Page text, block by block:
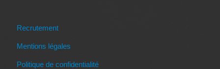
Recrutement
Mentions légales
Politique de confidentialité